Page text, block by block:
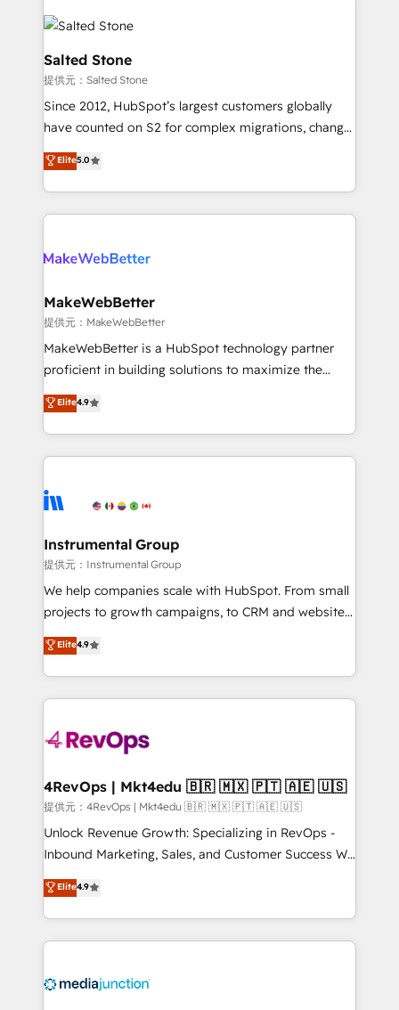
Accreditations with both HubSpot and Clay, our
clients gain a unique advantage in CRM architecture,
pipeline generation, data intelligence, and go-to-
market execution. Why B2B Businesses Choose RP: -
Secure: Soc2 compliant 🛡️ - Pricing: Implementations
starting at $1,5k 💵 - Speed: Launch in 14 days ⚡ -
Scale: Fastest tiering Elite HubSpot Partner 🪴 -
technical agency for a growth problem. Hire a
Salted Stone
提供元：Salted Stone
Since 2012, HubSpot’s largest customers globally
have counted on S2 for complex migrations, change
management, systems integration, and creative
solutions that deliver measurable impact and
transform brand experiences As one of the few full-
service creative agencies in the HubSpot
winning design to build scalable, globally
marketing campaigns, & RevOps frameworks that
fuel long-term success We connect the entire
customer lifecycle through seamless integrations,
ensure long-term adoption with change-
and service to drive sustainable growth With 6 key
HubSpot accreditations and experience across
teams has worked with clients just like you Let’s
explore whether S2 is the partner you’ve been
Elite5.0
MakeWebBetter
提供元：MakeWebBetter
MakeWebBetter is a HubSpot technology partner
proficient in building solutions to maximize the
operational efficiency of HubSpot. The fastest-
growing tech-enabler & facilitator, MakeWebBetter,
hands you the blend of HubSpot expertise &
eminent solutions & integrations. Trust us to
Elite Partners with 10+ years of HubSpot experience
Premier Partner 2023 🌟5 HubSpot Accreditations 🌟
Won HubSpot Theme Challenge 2021 🌟INBOUND’19
HubSpot Rising Star Why us? Harnessing the full
potential of the powerful HubSpot CRM. ✔️A team of
HubSpot experience ✔️Flexible pricing models —
Hourly-fee (assigned one Dedicated HubSpot
requirement). ✔️Helped over 25,000+ customers so
far with our HubSpot solutions. ✔️Bespoke apps &
on-demand bundle services. Connect with us today!
Elite4.9
Instrumental Group
提供元：Instrumental Group
We help companies scale with HubSpot. From small
projects to growth campaigns, to CRM and websites.
Hire an agency that's experienced in every inch of
HubSpot and willing to work hand-in-hand with your
team to simplify the complex and build a better
experience for your team and customers.
Elite4.9
4RevOps | Mkt4edu 🇧🇷 🇲🇽 🇵🇹 🇦🇪 🇺🇸
提供元：4RevOps | Mkt4edu 🇧🇷 🇲🇽 🇵🇹 🇦🇪 🇺🇸
Unlock Revenue Growth: Specializing in RevOps -
Inbound Marketing, Sales, and Customer Success We
specialize in driving revenue growth for companies
across industries through tailored marketing, sales,
and customer success strategies, utilizing RevOps
methodologies. As Latin America's largest HubSpot
offer unparalleled insights. Operating in five
Elite4.9